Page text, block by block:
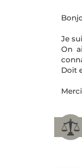
Je
On
Doit